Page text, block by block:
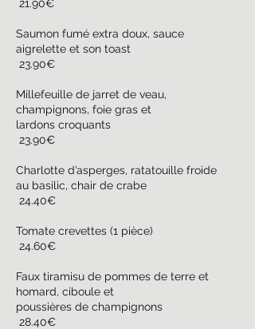
21.90€
Saumon fumé extra doux, sauce
aigrelette et son toast
23.90€
Millefeuille de jarret de veau,
champignons, foie gras et
lardons croquants
23.90€
Charlotte d’asperges, ratatouille froide
au basilic, chair de crabe
24.40€
Tomate crevettes (1 pièce)
24.60€
Faux tiramisu de pommes de terre et
homard, ciboule et
poussières de champignons
28.40€